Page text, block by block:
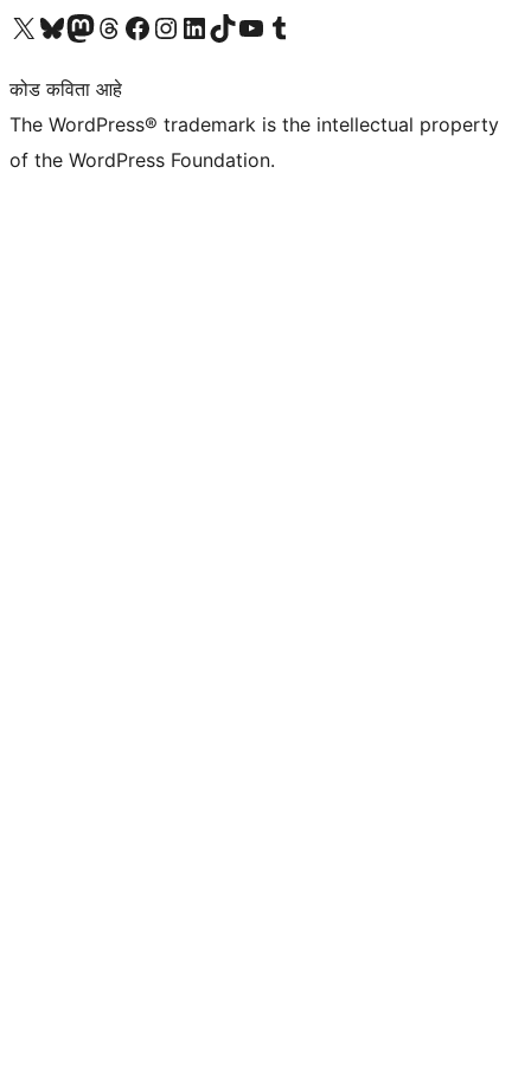
आमच्या X (एक्स) (पूर्वीचे ट्विटर) खात्याला भेट द्या आमच्या ब्लूस्की खात्याला भेट द्या.आमच्या Mastodon खात्याला भेट द्या.आमच्या थ्रेड्स खात्याला भेट द्या. आमच्या फेसबुक पेजला भेट द्या आमच्या इंस्टाग्राम खात्याला भेट द्या आमच्या लिंक्डइन खात्याला भेट द्या आमच्या टिकटॉक अकाउंटला भेट द्या.आमच्या यूट्यूब चॅनेलला भेट द्या आमच्या टंबलर खात्याला भेट द्या.
कोड कविता आहे
The WordPress® trademark is the intellectual property
of the WordPress Foundation.